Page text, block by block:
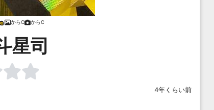
からC からC
星司
4年くらい前